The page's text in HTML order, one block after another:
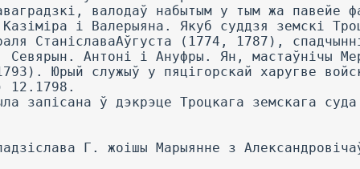
валодаў набытым у тым жа павейе
і Валерыяна. Якуб суддзя земскі
СтаніславаАўгуста (1774, 1787),
Антоні і Ануфры. Ян, мастаўнічы
Юрый служыў у пяцігорскай харугве
12.1798.
запісана ў дэкрэце Троцкага земскага
Г. жоішы Марыянне з